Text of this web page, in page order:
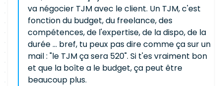
va négocier TJM avec le client. Un TJM, c'est
fonction du budget, du freelance, des
compétences, de l'expertise, de la dispo, de la
durée ... bref, tu peux pas dire comme ça sur un
mail : "le TJM ça sera 520". Si t'es vraiment bon
et que la boîte a le budget, ça peut être
beaucoup plus.